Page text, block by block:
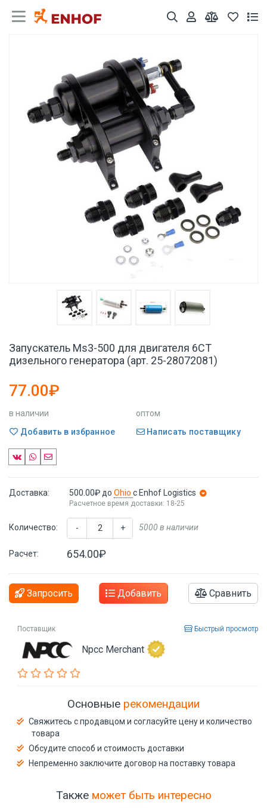
Запускатель Ms3-500 для двигателя 6CT
дизельного генератора (арт. 25-28072081)
77.00₽
в наличии
оптом
Добавить в избранное
Написать поставщику
Доставка: 500.00₽ до Ohio с Enhof Logistics
Расчетное время доставки: 18-25
Количество: - + 5000 в наличии
Расчет: 654.00₽
Запросить Добавить Сравнить
Поставщик Быстрый просмотр
Npcc Merchant
Основные рекомендации
Свяжитесь с продавцом и согласуйте цену и количество
товара
Обсудите способ и стоимость доставки
Непременно заключите договор на поставку товара
Также может быть интересно